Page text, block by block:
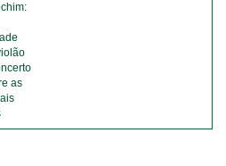
as